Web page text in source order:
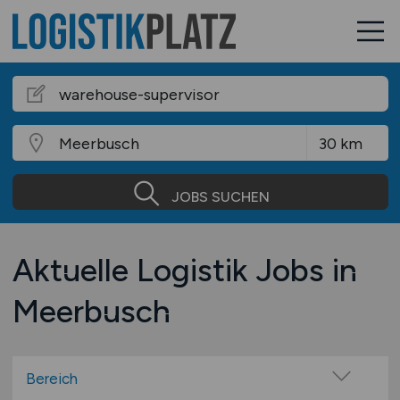
JOBS SUCHEN
Aktuelle Logistik Jobs in
Meerbusch
Bereich